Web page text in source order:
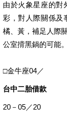
由於火象星座的對
彩，對人際關係及
橘、黃，補足人際
公室揹黑鍋的可能。
□金牛座04／
台中二胎借款
20－05／20